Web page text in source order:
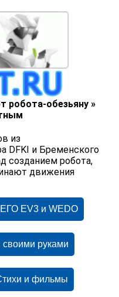
робота-обезьяну »
из
DFKI и Бременского
созданием робота,
движения
EV3 и WEDO
своими руками
и фильмы